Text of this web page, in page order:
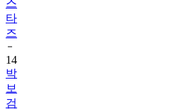
스
타
즈
14
박
보
검